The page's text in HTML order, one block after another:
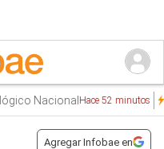
NacionalHace 52 minutos
Agregar Infobae en